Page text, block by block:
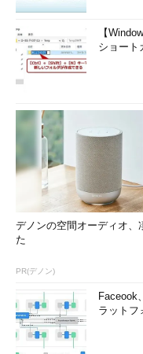
【
ショート
デノンの空間オーディオ、
た
PR(デノン)
Faceook
ラットフ